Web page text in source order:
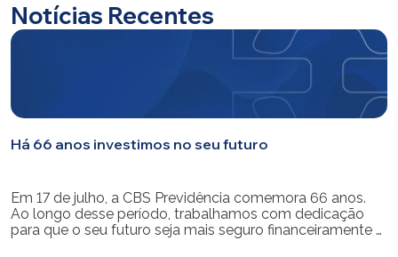
Notícias Recentes
Há 66 anos investimos no seu futuro
Em 17 de julho, a CBS Previdência comemora 66 anos.
Ao longo desse período, trabalhamos com dedicação
para que o seu futuro seja mais seguro financeiramente e